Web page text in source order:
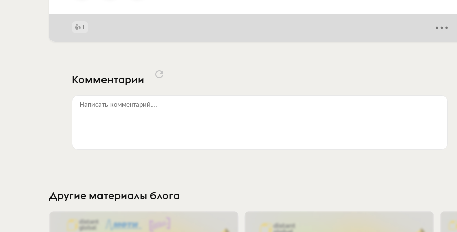
1
Комментарии
Написать комментарий...
Другие материалы блога